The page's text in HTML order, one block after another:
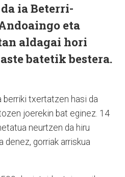
ia Beterri-
eta
aldagai hori
batetik bestera.
txertatzen hasi da
joerekin bat eginez. 14
neurtzen da hiru
denez, gorriak arriskua